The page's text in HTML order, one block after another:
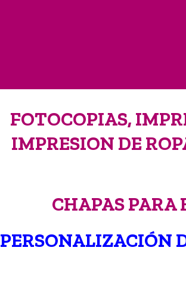
FOTOCOPIAS,
IMPRESION DE
CHAPAS PARA
PERSONALIZACIÓN